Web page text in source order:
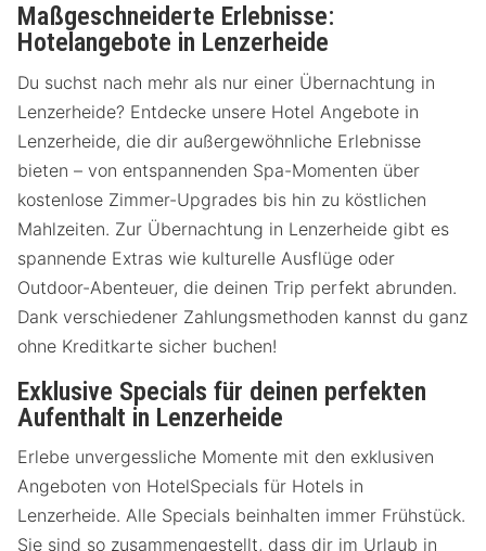
Maßgeschneiderte Erlebnisse:
Hotelangebote in Lenzerheide
Du suchst nach mehr als nur einer Übernachtung in
Lenzerheide? Entdecke unsere Hotel Angebote in
Lenzerheide, die dir außergewöhnliche Erlebnisse
bieten – von entspannenden Spa-Momenten über
kostenlose Zimmer-Upgrades bis hin zu köstlichen
Mahlzeiten. Zur Übernachtung in Lenzerheide gibt es
spannende Extras wie kulturelle Ausflüge oder
Outdoor-Abenteuer, die deinen Trip perfekt abrunden.
Dank verschiedener Zahlungsmethoden kannst du ganz
ohne Kreditkarte sicher buchen!
Exklusive Specials für deinen perfekten
Aufenthalt in Lenzerheide
Erlebe unvergessliche Momente mit den exklusiven
Angeboten von HotelSpecials für Hotels in
Lenzerheide. Alle Specials beinhalten immer Frühstück.
Sie sind so zusammengestellt, dass dir im Urlaub in